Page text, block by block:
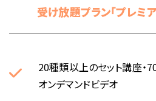
受け放題プラン「プレミ
20種類以上のセット講座・
オンデマンドビデオ